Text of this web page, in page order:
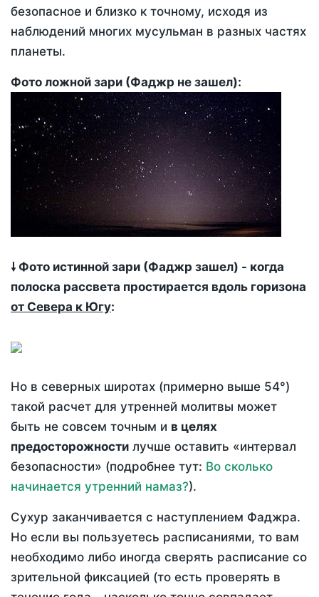
безопасное и близко к точному, исходя из
наблюдений многих мусульман в разных частях
планеты.
Фото ложной зари (Фаджр не зашел):
🠗 Фото истинной зари (Фаджр зашел) - когда
полоска рассвета простирается вдоль горизона
от Севера к Югу:
Но в северных широтах (примерно выше 54°)
такой расчет для утренней молитвы может
быть не совсем точным и в целях
предосторожности лучше оставить «интервал
безопасности» (подробнее тут: Во сколько
начинается утренний намаз?).
Сухур заканчивается с наступлением Фаджра.
Но если вы пользуетесь расписаниями, то вам
необходимо либо иногда сверять расписание со
зрительной фиксацией (то есть проверять в